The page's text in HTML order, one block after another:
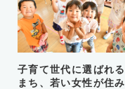
子育て世代に選ばれる
まち、若い女性が住み